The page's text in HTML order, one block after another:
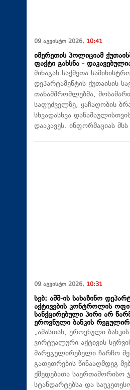
09 აგვისტო 2026, 10:41
იმერეთის პოლიციამ
ფაქტი გახსნა -
შინაგან საქმეთა
დეპარტამენტის ქუთაისის
თანამშრომლებმა,
საფუძველზე, ყაჩაღობის
სხვადასხვა
დააკავეს. ინფორმაციას
09 აგვისტო 2026, 10:31
სებ: აშშ-ის სახაზინო
აქტივების კონტროლის
სანქცირებული პირი არ
ეროვნული ბანკის
„ამასთან, ეროვნული
ვირტუალური აქტივის
მარეგულირებელი ჩარჩო
გათეთრების წინააღმდეგ
ქმედებათა საერთაშორისო
სტანდარტებსა და